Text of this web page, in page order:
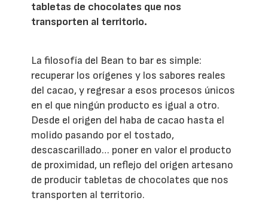
tabletas de chocolates que nos
transporten al territorio.
La filosofía del Bean to bar es simple:
recuperar los orígenes y los sabores reales
del cacao, y regresar a esos procesos únicos
en el que ningún producto es igual a otro.
Desde el origen del haba de cacao hasta el
molido pasando por el tostado,
descascarillado… poner en valor el producto
de proximidad, un reflejo del origen artesano
de producir tabletas de chocolates que nos
transporten al territorio.